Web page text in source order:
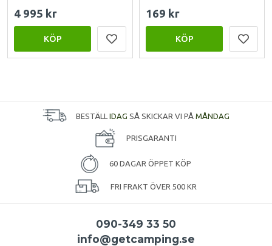
4 995 kr
KÖP
169 kr
KÖP
BESTÄLL IDAG SÅ SKICKAR VI PÅ MÅNDAG
PRISGARANTI
60 DAGAR ÖPPET KÖP
FRI FRAKT ÖVER 500 KR
090-349 33 50
info@getcamping.se